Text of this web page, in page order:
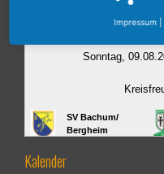
Kalender
Impressum